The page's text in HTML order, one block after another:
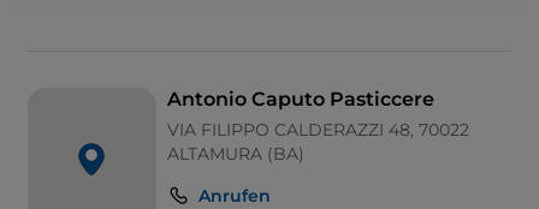
Antonio Caputo Pasticcere
VIA FILIPPO CALDERAZZI 48, 70022
ALTAMURA (BA)
Anrufen